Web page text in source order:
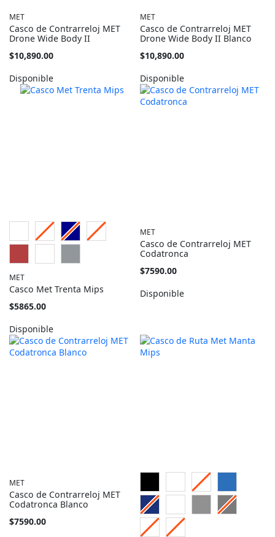
MET
Casco de Contrarreloj MET
Drone Wide Body II
Tan
como
$10,890.00
Disponible
MET
Casco de Contrarreloj MET
Drone Wide Body II Blanco
Tan
como
$10,890.00
Disponible
MET
Casco Met Trenta Mips
Tan
como
$5865.00
Disponible
MET
Casco de Contrarreloj MET
Codatronca
Tan
como
$7590.00
Disponible
MET
Casco de Contrarreloj MET
Codatronca Blanco
Tan
$7590.00